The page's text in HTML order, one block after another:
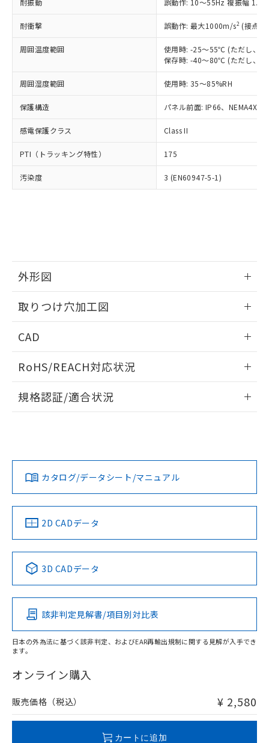
耐振動 誤動作: 10～55Hz 複振幅
耐衝撃 誤動作: 最大1000m/s2 (接点
周囲温度範囲
使用時: -25～55℃ (ただし、氷
保存時: -40～80℃ (ただし、氷
周囲湿度範囲 使用時: 35～85%RH
保護構造 パネル前面: IP66、NEMA4X,
感電保護クラス Class II
PTI（トラッキング特性） 175
汚染度 3 (EN60947-5-1)
外形図
取りつけ穴加工図
CAD
ドすることができます。
ログイン/会員登録
ダウンロードデータをご利用いただく前に、以下を必ずお読
みください。
ソフトウェアの使用条件
RoHS/REACH対応状況
EU RoHS 注意事項・凡例
対応済み
中国 RoHS 注意事項・凡例
Pb Hg Cd Cr(VI)
O
在庫等で未対応品が混在する可能性があります。
問い合わせください。
規格認証/適合状況
LR型式承認
（イギリス
船舶規格）
DNV型式承認
（ノルウェー
BV型式承認
（フランス
KR型式
（韓国
No No No No
この製品の規格認証/適合状況ページへ
その他の認証はこちらのページからご検索ください
カタログ/データシート/マニュアル
2D CADデータ
3D CADデータ
該非判定見解書/項目別対比表
日本の外為法に基づく該非判定、およびEAR再輸出規制に関する見解が入手でき
ます。
オンライン購入
販売価格（税込） ¥ 2,580
カートに追加
正式な納期状況および標準価格はお客
様のお取引先、またはお客様担当のオ
ムロン制御機器販売店・当社販売員に
オムロン制御機器販売店や当社販売拠
販売ネットワーク
」をご確認
在庫状況および標準価格結果を当社の
事前の承諾なく第三者に漏洩または開
示しないようお願いします。
マイパーツ機能（部品リスト作成サー
ビス）をご利用いただくには、I-Web
メンバーズにご登録されている必要が
お客様が当ウェブサイト上で当社にご
指します。
但し、RoHS指令で産業用監視および制御機器に対する
適用除外項目は除く。
フタル酸エステル類の４物質については閾値を超える意
図的な使用がないことを確認しています。
部品在庫の切り替え状況などにより、予定
月が前後することがあります。
※3 非含有証明書ダウンロード
51物質の非含有証明書（当社基準）
※本証明書は発行日時点で非含有を証明す
るもので、過去に遡って非含有を証明する
ものではありません。
また、RoHS指令のフタル酸エステル類４
欄に対応日を記載しておりました。
既に当社にて対応品への在庫切替を完了
していることから、特段のことがない限
り、2022年1月12日より割愛しておりま
す。
DBP(フタル酸ジブチル) : 1000ppm、 DIBP(フタル酸ジ
イソブチル) : 1000ppm、 BBP(フタル酸ブチルベンジ
DEHP(フタル酸ビス(2-エチルヘキシル)) : 1000ppm
準値以下であることを示します。
「10」：通常の使用状況下において有害物
質が外部に漏えいし、環境に深刻な影響を
及ぼさない年数を意味します。
「－」：未確認です。当社販売部門へお問
全に破砕するなど、違法に輸出されな
いよう必要な手段を講じます。
当社は貴社製品を、核兵器、ミサイ
ル、化学兵器、生物兵器またはその他
武器並びにこれらの製造装置等に一切
当社は、貴社製品を第三者に販売する
場合は、上記1、2および3の内容を当
該第三者に通知します。また当社は、
販売先および販売に係わる関係者が違
法に輸出するおそれがある場合は、取
り引きをいたしません。
一定数には満たないが在庫あり
－
在庫なし(最新の在庫状況につ
いては、お客様のお取引先、ま
たはお客様担当のオムロン制御
機器販売店・当社販売員にご確
空
受注生産機種、また在庫状況の
情報を公開していない機種